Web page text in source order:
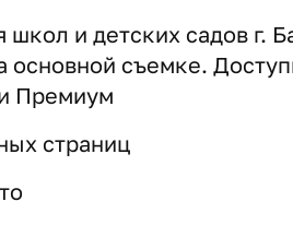
и детских садов г.
основной съемке.
Премиум
страниц